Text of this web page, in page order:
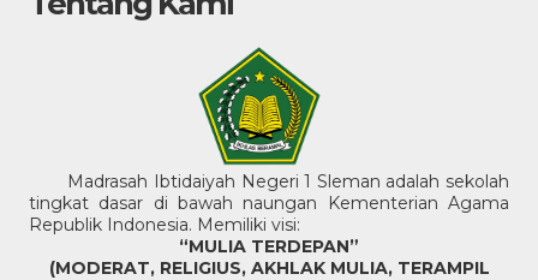
Madrasah Ibtidaiyah Negeri 1 Sleman adalah sekolah
tingkat dasar di bawah naungan Kementerian Agama
Republik Indonesia. Memiliki visi:
“MULIA TERDEPAN”
(MODERAT, RELIGIUS, AKHLAK MULIA, TERAMPIL